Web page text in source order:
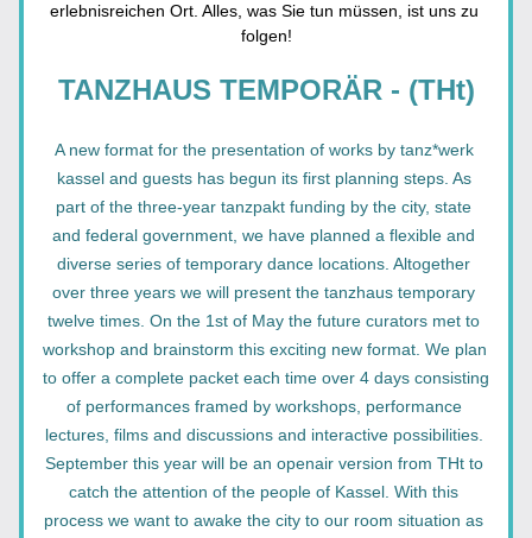
erlebnisreichen Ort. Alles, was Sie tun müssen, ist uns zu
folgen!
TANZHAUS TEMPORÄR - (THt)
A new format for the presentation of works by tanz*werk
kassel and guests has begun its first planning steps. As
part of the three-year tanzpakt funding by the city, state
and federal government, we have planned a flexible and
diverse series of temporary dance locations. Altogether
over three years we will present the tanzhaus temporary
twelve times. On the 1st of May the future curators met to
workshop and brainstorm this exciting new format. We plan
to offer a complete packet each time over 4 days consisting
of performances framed by workshops, performance
lectures, films and discussions and interactive possibilities.
September this year will be an openair version from THt to
catch the attention of the people of Kassel. With this
process we want to awake the city to our room situation as